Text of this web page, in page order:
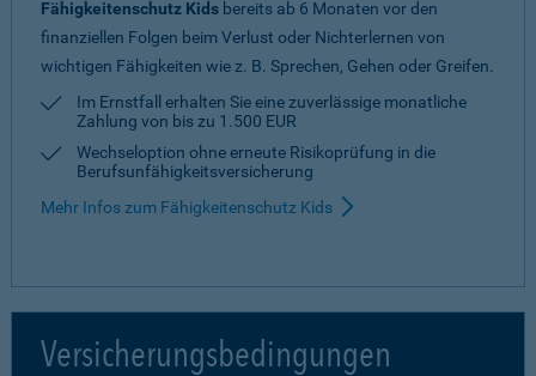
Fähigkeitenschutz Kids bereits ab 6 Monaten vor den
finanziellen Folgen beim Verlust oder Nichterlernen von
wichtigen Fähigkeiten wie z. B. Sprechen, Gehen oder Greifen.
Im Ernstfall erhalten Sie eine zuverlässige monatliche
Zahlung von bis zu 1.500 EUR
Wechseloption ohne erneute Risiko­prüfung in die
Berufsunfähigkeitsversicherung
Mehr Infos zum Fähigkeitenschutz Kids
Versicherungsbedingungen